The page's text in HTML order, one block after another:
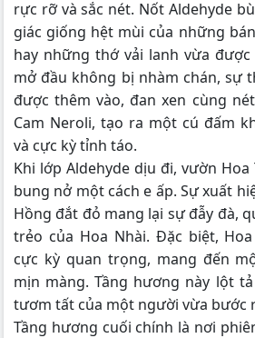
rực rỡ và sắc nét. Nốt Aldehyde
giác giống hệt mùi của những
hay những thớ vải lanh vừa
mở đầu không bị nhàm chán, sự
được thêm vào, đan xen cùng
Cam Neroli, tạo ra một cú đấm
và cực kỳ tỉnh táo.
Khi lớp Aldehyde dịu đi, vườn
bung nở một cách e ấp. Sự xuất
Hồng đắt đỏ mang lại sự đẫy đà,
trẻo của Hoa Nhài. Đặc biệt,
cực kỳ quan trọng, mang đến
mịn màng. Tầng hương này lột
tươm tất của một người vừa bước
Tầng hương cuối chính là nơi